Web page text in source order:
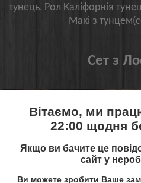
Вітаємо, ми
22:00 щодня
Якщо ви бачите це
сайт у
Ви можете зробити Ваше
тунець, Рол Каліфорнія
Макі з
Сет з